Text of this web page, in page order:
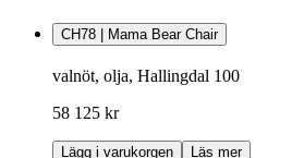
CH78 | Mama Bear Chair
valnöt, olja, Hallingdal 100
58 125 kr
Lägg i varukorgen Läs mer